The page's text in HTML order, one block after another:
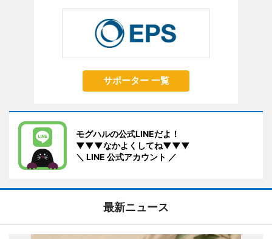
サポーター 一覧
モグハルの公式LINEだよ！
▼▼▼なかよくしてね▼▼▼
＼ LINE 公式アカウント ／
最新ニュース